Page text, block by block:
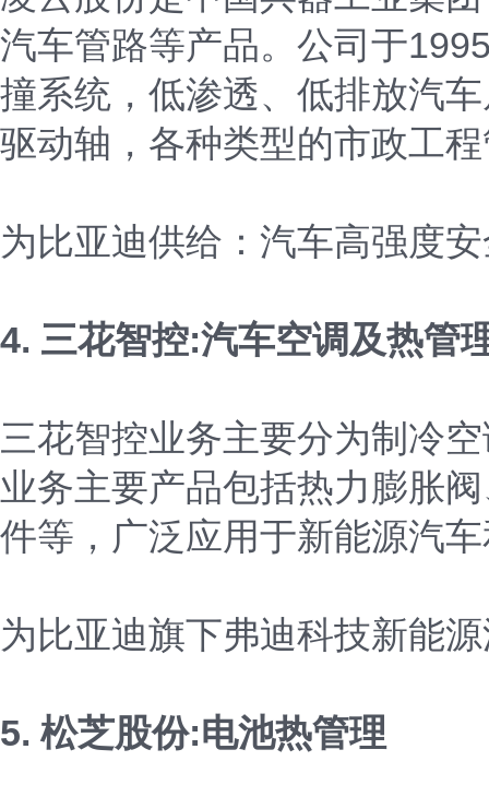
汽车管路等产品。公司于
撞系统，低渗透、低排放汽
驱动轴，各种类型的市政工
为比亚迪供给：汽车高强度
4. 三花智控:汽车空调及热管
三花智控业务主要分为制冷
业务主要产品包括热力膨胀
件等，广泛应用于新能源汽
为比亚迪旗下弗迪科技新能
5. 松芝股份:电池热管理